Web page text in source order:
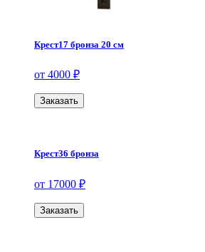
Крест17 бронза 20 см
от 4000 ₽
Заказать
Крест36 бронза
от 17000 ₽
Заказать